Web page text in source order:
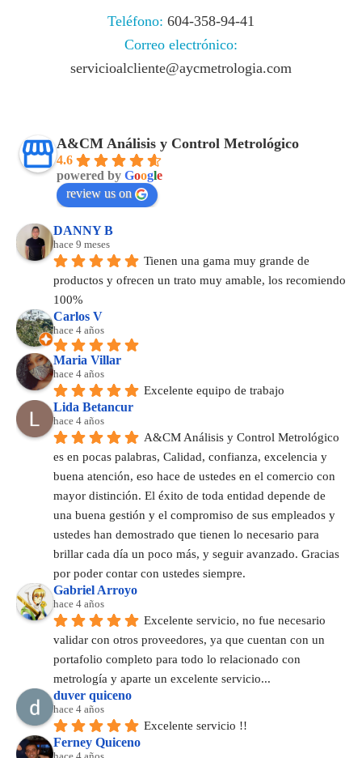
Teléfono: 604-358-94-41
Correo electrónico:
servicioalcliente@aycmetrologia.com
A&CM Análisis y Control Metrológico
4.6
powered by Google
review us on
DANNY B
hace 9 meses
Tienen una gama muy grande de
productos y ofrecen un trato muy amable, los recomiendo
100%
Carlos V
hace 4 años
Maria Villar
hace 4 años
Excelente equipo de trabajo
Lida Betancur
hace 4 años
A&CM Análisis y Control Metrológico
es en pocas palabras, Calidad, confianza, excelencia y
buena atención, eso hace de ustedes en el comercio con
mayor distinción. El éxito de toda entidad depende de
una buena gestión y el compromiso de sus empleados y
ustedes han demostrado que tienen lo necesario para
brillar cada día un poco más, y seguir avanzado. Gracias
por poder contar con ustedes siempre.
Gabriel Arroyo
hace 4 años
Excelente servicio, no fue necesario
validar con otros proveedores, ya que cuentan con un
portafolio completo para todo lo relacionado con
metrología y aparte un excelente servicio...
duver quiceno
hace 4 años
Excelente servicio !!
Ferney Quiceno